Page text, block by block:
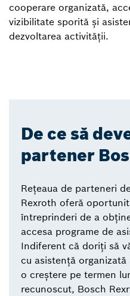
cooperare organizată,
vizibilitate sporită și
dezvoltarea activității.
De ce să
partener
Rețeaua de parteneri
Rexroth oferă
întreprinderi de a
accesa programe de
Indiferent că doriți să
cu asistență
o creștere pe termen
recunoscut, Bosch